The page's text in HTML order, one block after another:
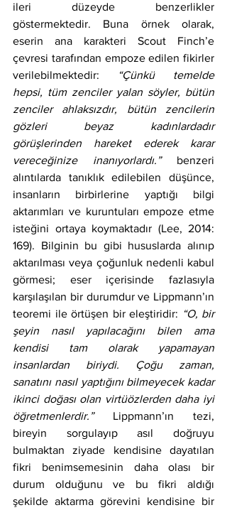
ileri düzeyde benzerlikler
göstermektedir. Buna örnek olarak,
eserin ana karakteri Scout Finch’e
çevresi tarafından empoze edilen fikirler
verilebilmektedir:
“Çünkü temelde
hepsi, tüm zenciler yalan söyler, bütün
zenciler ahlaksızdır, bütün zencilerin
gözleri beyaz kadınlardadır
görüşlerinden hareket ederek karar
vereceğinize inanıyorlardı.” benzeri
alıntılarda tanıklık edilebilen düşünce,
insanların birbirlerine yaptığı bilgi
aktarımları ve kuruntuları empoze etme
isteğini ortaya koymaktadır (Lee, 2014:
169). Bilginin bu gibi hususlarda alınıp
aktarılması veya çoğunluk nedenli kabul
görmesi; eser içerisinde fazlasıyla
karşılaşılan bir durumdur ve Lippmann’ın
teoremi ile örtüşen bir eleştiridir: “O, bir
şeyin nasıl yapılacağını bilen ama
kendisi tam olarak yapamayan
insanlardan biriydi. Çoğu zaman,
sanatını nasıl yaptığını bilmeyecek kadar
ikinci doğası olan virtüözlerden daha iyi
öğretmenlerdir.” Lippmann’ın tezi,
bireyin sorgulayıp asıl doğruyu
bulmaktan ziyade kendisine dayatılan
fikri benimsemesinin daha olası bir
durum olduğunu ve bu fikri aldığı
şekilde aktarma görevini kendisine bir